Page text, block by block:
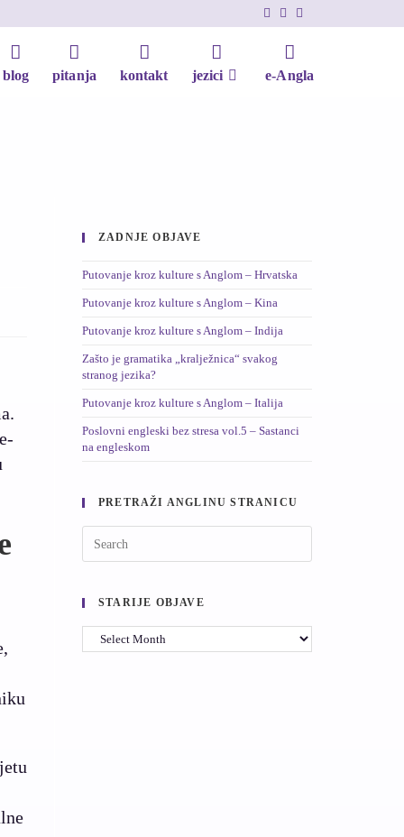
blog pitanja kontakt jezici e-Angla
ZADNJE OBJAVE
Putovanje kroz kulture s Anglom – Hrvatska
Putovanje kroz kulture s Anglom – Kina
Putovanje kroz kulture s Anglom – Indija
Zašto je gramatika „kralježnica“ svakog
stranog jezika?
Putovanje kroz kulture s Anglom – Italija
Poslovni engleski bez stresa vol.5 – Sastanci
na engleskom
PRETRAŽI ANGLINU STRANICU
STARIJE OBJAVE